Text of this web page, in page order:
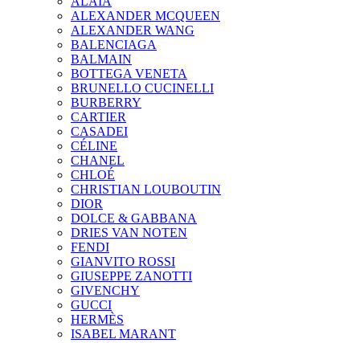
ALEXANDER MCQUEEN
ALEXANDER WANG
BALENCIAGA
BALMAIN
BOTTEGA VENETA
BRUNELLO CUCINELLI
BURBERRY
CARTIER
CASADEI
CÉLINE
CHANEL
CHLOÉ
CHRISTIAN LOUBOUTIN
DIOR
DOLCE & GABBANA
DRIES VAN NOTEN
FENDI
GIANVITO ROSSI
GIUSEPPE ZANOTTI
GIVENCHY
GUCCI
HERMÈS
ISABEL MARANT